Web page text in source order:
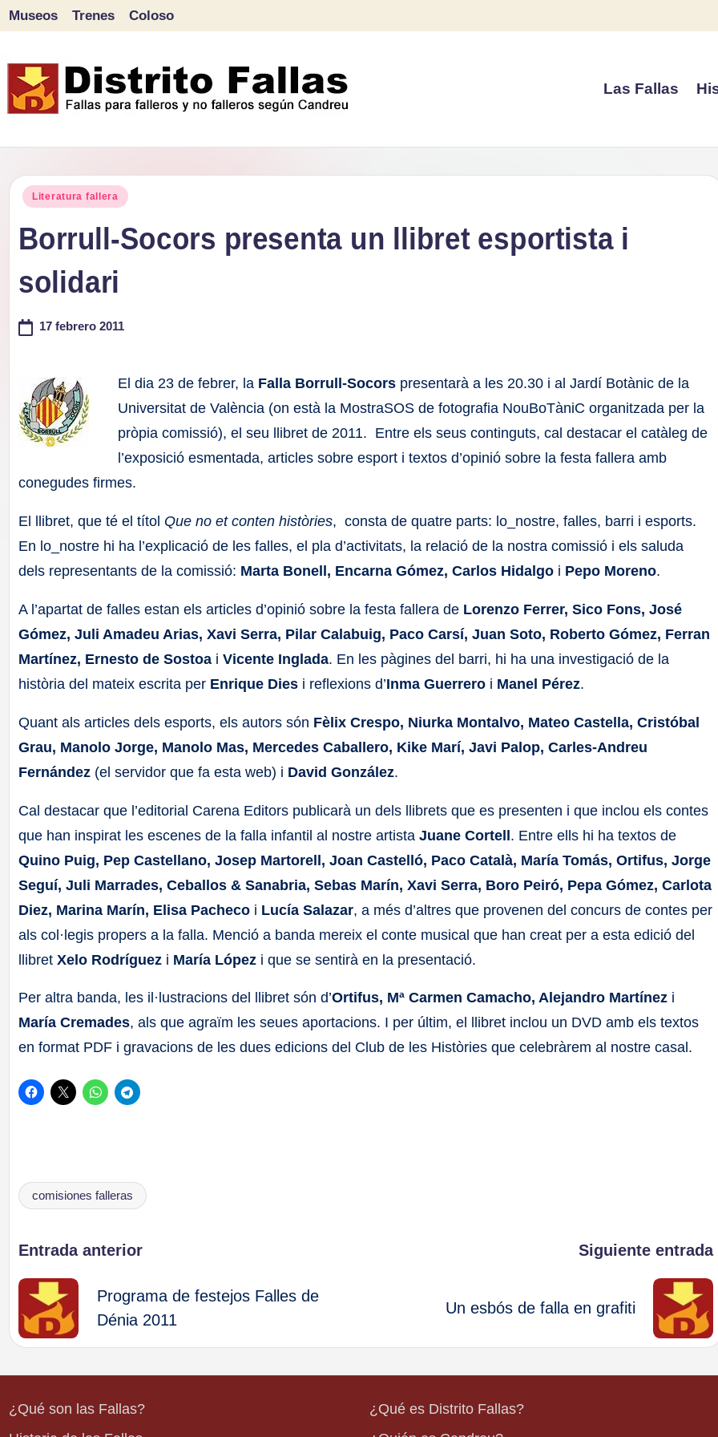
contenido
Museos Trenes Coloso
Las Fallas
Publicado
Literatura fallera
Borrull-Socors presenta un llibret esportista i
solidari
17 febrero 2011
El dia 23 de febrer, la Falla Borrull-Socors presentarà a les 20.30 i al Jardí Botànic de la
Universitat de València (on està la MostraSOS de fotografia NouBoTàniC organitzada per la
pròpia comissió), el seu llibret de 2011. Entre els seus continguts, cal destacar el catàleg de
l’exposició esmentada, articles sobre esport i textos d’opinió sobre la festa fallera amb
conegudes firmes.
El llibret, que té el títol Que no et conten històries, consta de quatre parts: lo_nostre, falles, barri i esports.
En lo_nostre hi ha l’explicació de les falles, el pla d’activitats, la relació de la nostra comissió i els saluda
dels representants de la comissió: Marta Bonell, Encarna Gómez, Carlos Hidalgo i Pepo Moreno.
A l’apartat de falles estan els articles d’opinió sobre la festa fallera de Lorenzo Ferrer, Sico Fons, José
Gómez, Juli Amadeu Arias, Xavi Serra, Pilar Calabuig, Paco Carsí, Juan Soto, Roberto Gómez, Ferran
Martínez, Ernesto de Sostoa iVicente Inglada. En les pàgines del barri, hi ha una investigació de la
història del mateix escrita per Enrique Dies i reflexions d’Inma Guerrero i Manel Pérez.
Quant als articles dels esports, els autors són Fèlix Crespo, Niurka Montalvo, Mateo Castella, Cristóbal
Grau, Manolo Jorge, Manolo Mas, Mercedes Caballero, Kike Marí, Javi Palop, Carles-Andreu
Fernández (el servidor que fa esta web) i David González.
Cal destacar que l’editorial Carena Editors publicarà un dels llibrets que es presenten i que inclou els contes
que han inspirat les escenes de la falla infantil al nostre artista Juane Cortell. Entre ells hi ha textos de
Quino Puig, Pep Castellano, Josep Martorell, Joan Castelló, Paco Català, María Tomás, Ortifus, Jorge
Seguí, Juli Marrades, Ceballos & Sanabria, Sebas Marín, Xavi Serra, Boro Peiró, Pepa Gómez, Carlota
Diez, Marina Marín, Elisa Pacheco i Lucía Salazar, a més d’altres que provenen del concurs de contes per
als col·legis propers a la falla. Menció a banda mereix el conte musical que han creat per a esta edició del
llibretXelo Rodríguez i María López i que se sentirà en la presentació.
Per altra banda, les il·lustracions del llibret són d’Ortifus, Mª Carmen Camacho, Alejandro Martínez i
María Cremades, als que agraïm les seues aportacions. I per últim, el llibret inclou un DVD amb els textos
en format PDF i gravacions de les dues edicions del Club de les Històries que celebràrem al nostre casal.
Etiquetas:
comisiones falleras
Navegación
de
entradas
Entrada anterior
Programa de festejos Falles de
Dénia 2011
Siguiente entrada
Un esbós de falla en grafiti
¿Qué son las Fallas?
¿Qué es Distrito Fallas?